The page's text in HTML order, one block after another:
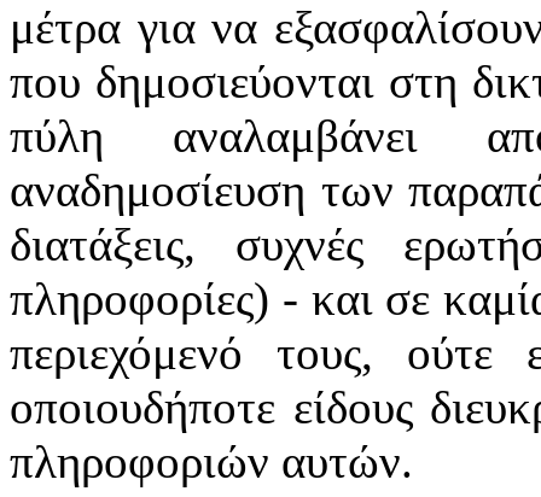
μέτρα για να
που δημοσιεύονται στη
πύλη αναλαμβάνει
αναδημοσίευση των
διατάξεις, συχνές
πληροφορίες) - και σε
περιεχόμενό τους, ούτε
οποιουδήποτε είδους
πληροφοριών αυτών.